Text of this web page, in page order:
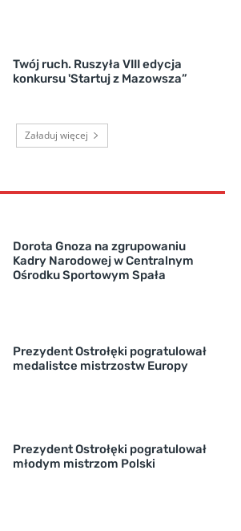
Twój ruch. Ruszyła VIII edycja
konkursu 'Startuj z Mazowsza”
Załaduj więcej
Dorota Gnoza na zgrupowaniu
Kadry Narodowej w Centralnym
Ośrodku Sportowym Spała
Prezydent Ostrołęki pogratulował
medalistce mistrzostw Europy
Prezydent Ostrołęki pogratulował
młodym mistrzom Polski